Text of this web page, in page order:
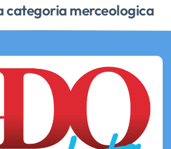
categoria merceologica